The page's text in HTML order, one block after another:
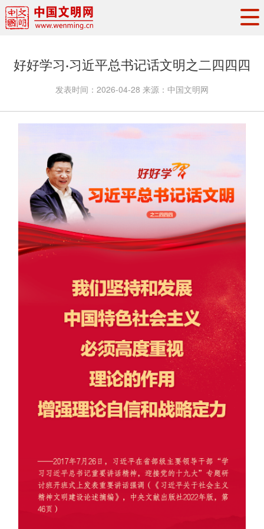
权威发布
资讯联播
地方交流
文明培育
文明实践
文明创建
文明之光
文明影音 文明矩阵
好好学习·习近平总书记话文明之二四四四
发表时间： 2026-04-28 来源： 中国文明网